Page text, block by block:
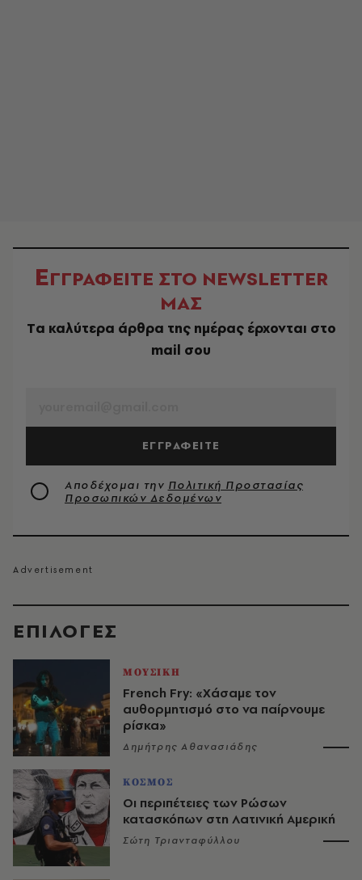
EΠΙΛΟΓΈΣ
ΜΟΥΣΙΚΗ
French Fry: «Χάσαμε τον
αυθορμητισμό στο να παίρνουμε
ρίσκα»
Δημήτρης Αθανασιάδης
ΚΟΣΜΟΣ
Οι περιπέτειες των Ρώσων
κατασκόπων στη Λατινική Αμερική
Σώτη Τριανταφύλλου
ΕΓΓΡΑΦΕΙΤΕ ΣΤΟ NEWSLETTER
ΜΑΣ
Tα καλύτερα άρθρα της ημέρας έρχονται στο
mail σου
ΕΓΓΡΑΦΕΙΤΕ
Αποδέχομαι την Πολιτική Προστασίας
Προσωπικών Δεδομένων